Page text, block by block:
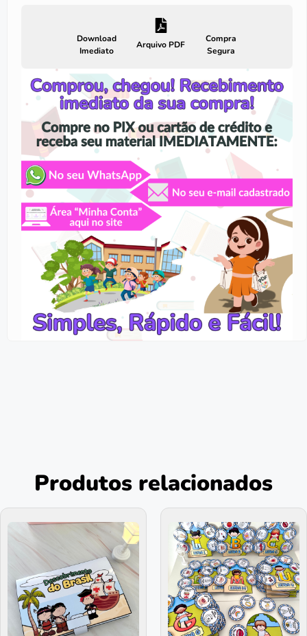
Download
Imediato
Arquivo PDF
Compra
Segura
Produtos relacionados